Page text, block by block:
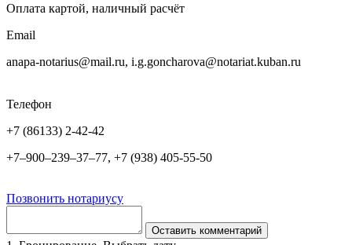
Оплата картой, наличный расчёт
Email
anapa-notarius@mail.ru, i.g.goncharova@notariat.kuban.ru
Телефон
+7 (86133) 2-42-42
+7‒900‒239‒37‒77, +7 (938) 405-55-50
Позвонить нотариусу
Оставить комментарий